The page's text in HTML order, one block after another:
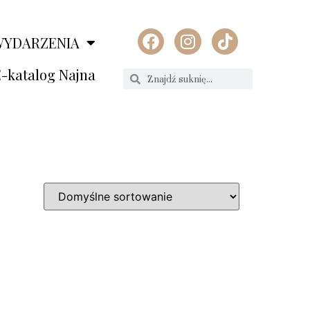
katalog Najna